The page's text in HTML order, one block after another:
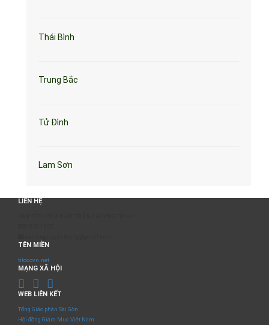
Thái Bình
Trung Bắc
Tử Đình
Lam Sơn
LIÊN HỆ
TÊN MIỀN
titocovn.net
MẠNG XÃ HỘI
WEB LIÊN KẾT
Tổng Giáo phận Sài Gòn
Hội đồng Giám Mục Việt Nam